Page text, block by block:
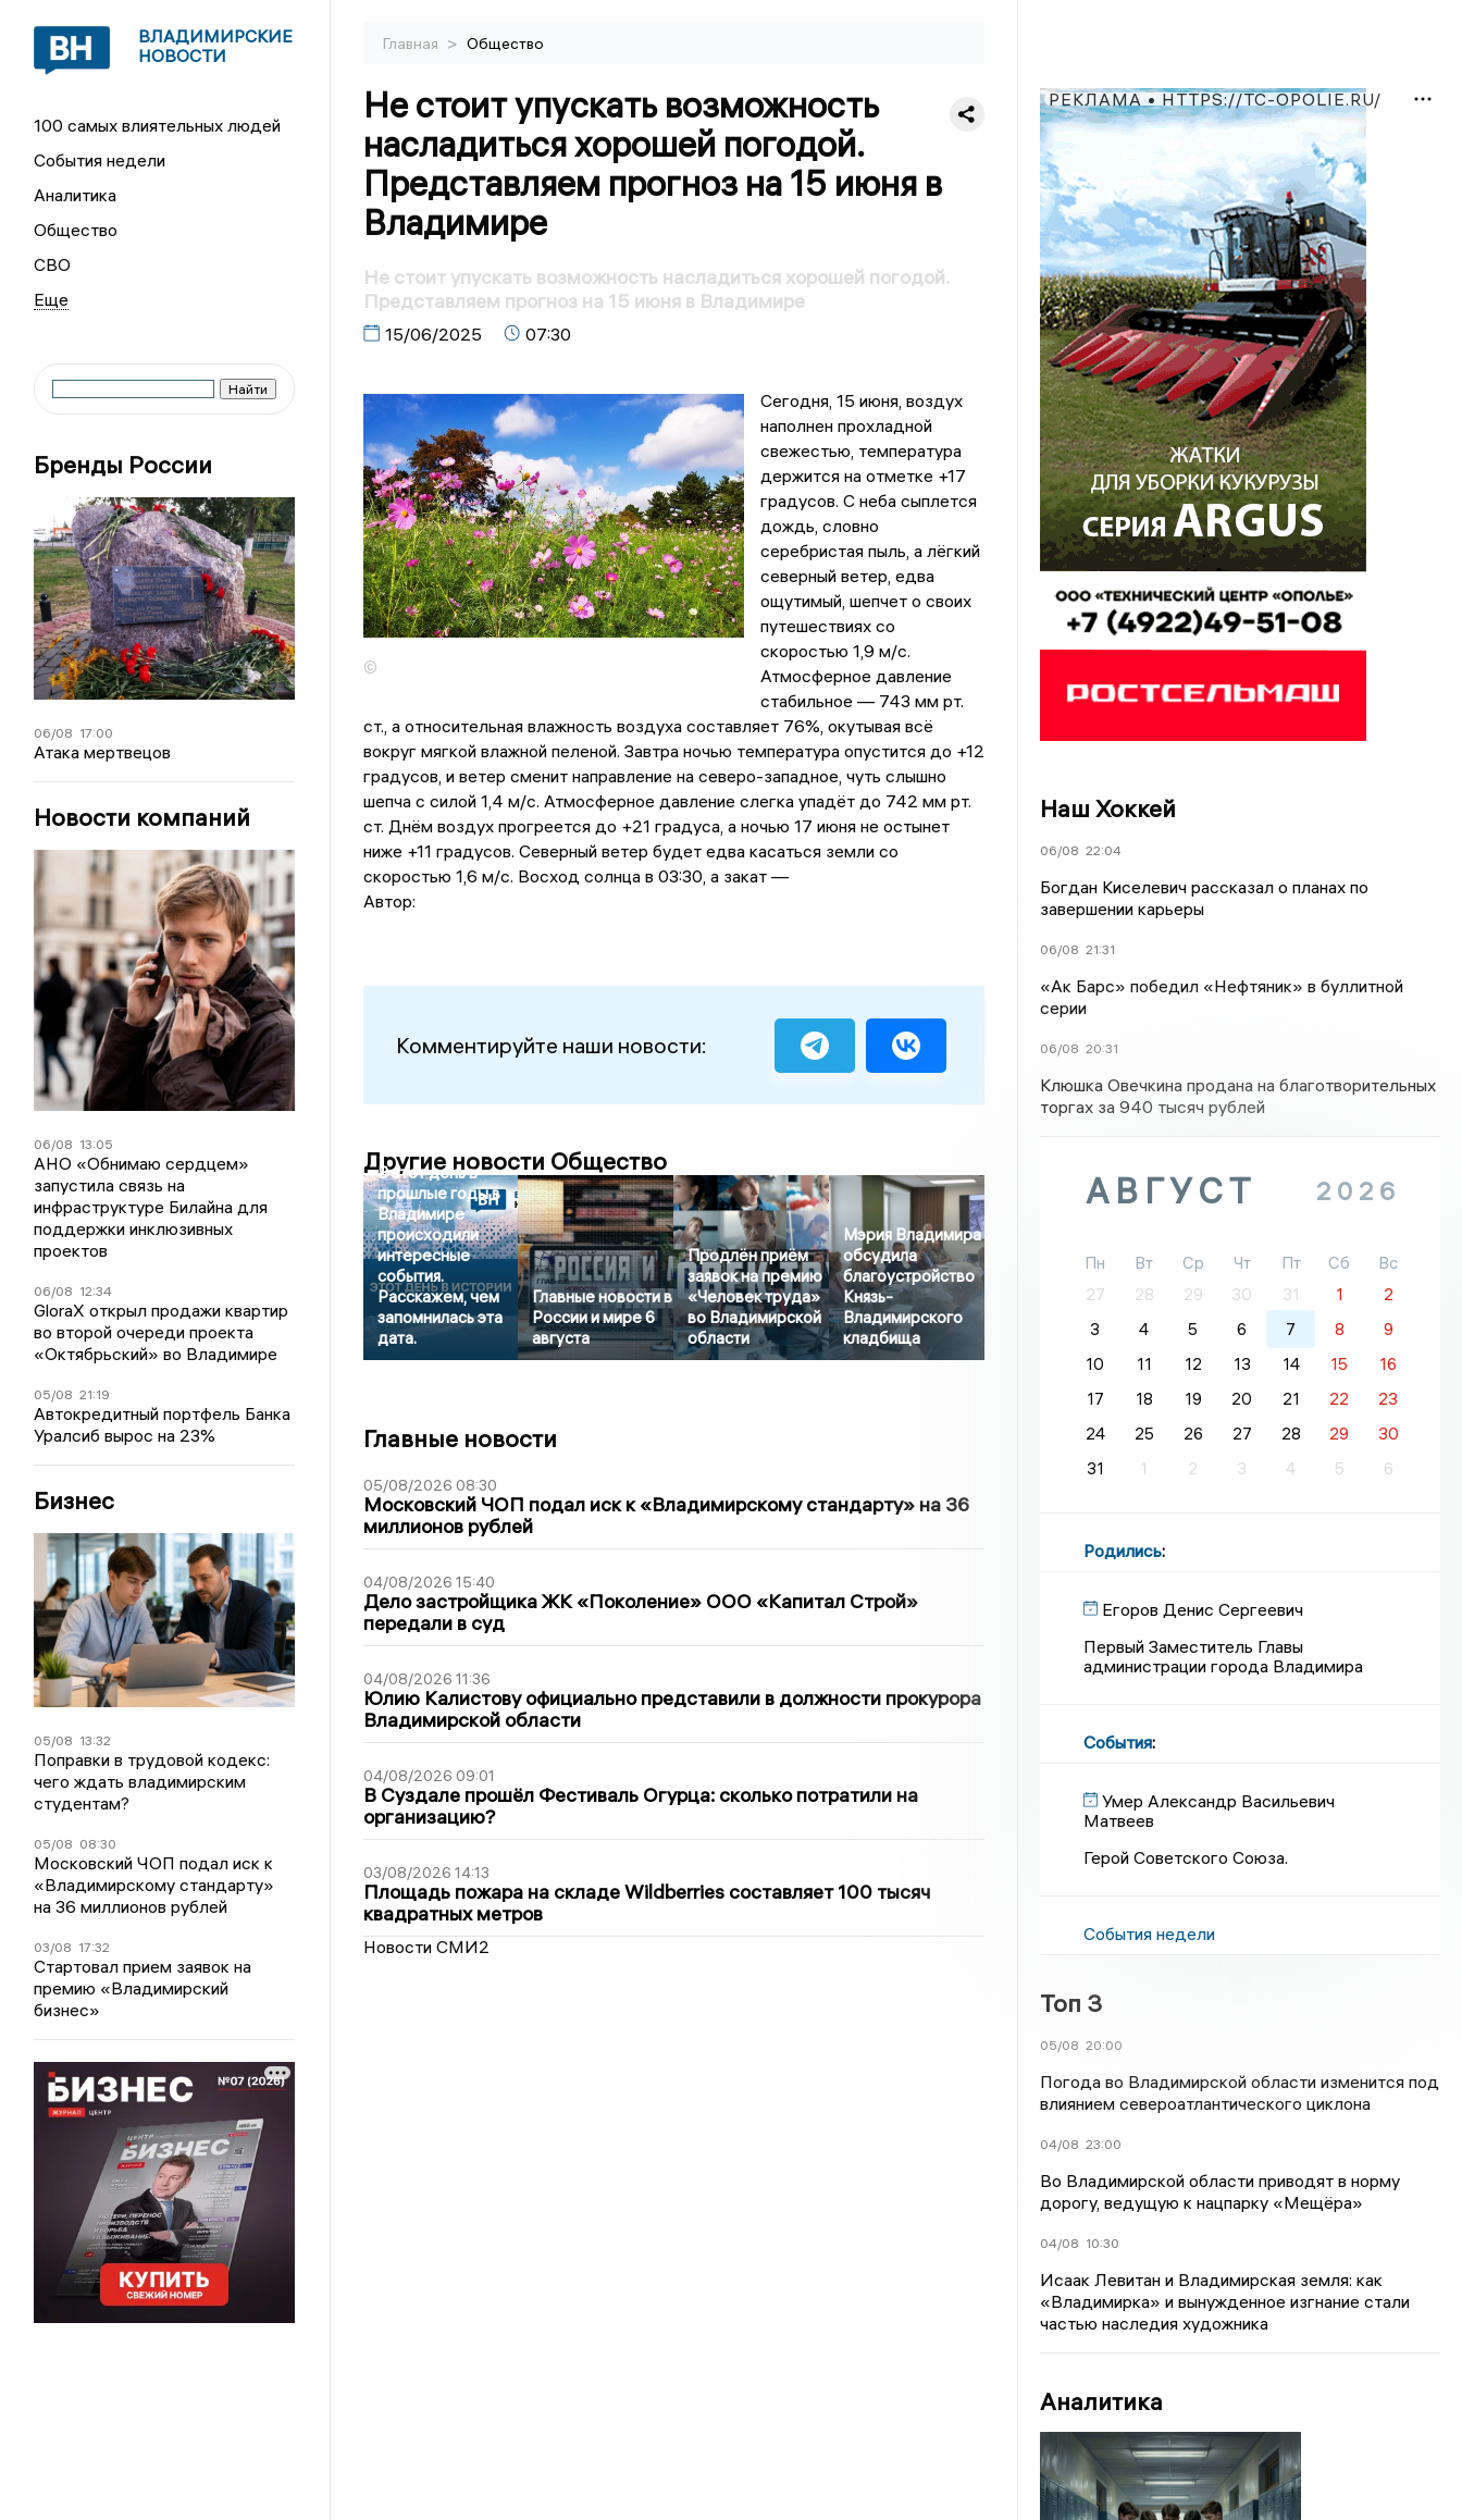
ВЛАДИМИРСКИЕ
НОВОСТИ
100 самых влиятельных людей
События недели
Аналитика
Общество
СВО
Бренды России
06/08 17:00
Атака мертвецов
Новости компаний
06/08 13:05
АНО «Обнимаю сердцем»
запустила связь на
инфраструктуре Билайна для
поддержки инклюзивных
проектов
06/08 12:34
GloraX открыл продажи квартир
во второй очереди проекта
«Октябрьский» во Владимире
05/08 21:19
Автокредитный портфель Банка
Уралсиб вырос на 23%
Бизнес
05/08 13:32
Поправки в трудовой кодекс:
чего ждать владимирским
студентам?
05/08 08:30
Московский ЧОП подал иск к
«Владимирскому стандарту»
на 36 миллионов рублей
03/08 17:32
Стартовал прием заявок на
премию «Владимирский
бизнес»
Главная > Общество
Не стоит упускать возможность
насладиться хорошей погодой.
Представляем прогноз на 15 июня в
Владимире
Не стоит упускать возможность насладиться хорошей погодой.
Представляем прогноз на 15 июня в Владимире
15/06/2025 07:30
©
Сегодня, 15 июня, воздух
наполнен прохладной
свежестью, температура
держится на отметке +17
градусов. С неба сыплется
дождь, словно
серебристая пыль, а лёгкий
северный ветер, едва
ощутимый, шепчет о своих
путешествиях со
скоростью 1,9 м/с.
Атмосферное давление
стабильное — 743 мм рт.
ст., а относительная влажность воздуха составляет 76%, окутывая всё
вокруг мягкой влажной пеленой. Завтра ночью температура опустится до +12
градусов, и ветер сменит направление на северо-западное, чуть слышно
шепча с силой 1,4 м/с. Атмосферное давление слегка упадёт до 742 мм рт.
ст. Днём воздух прогреется до +21 градуса, а ночью 17 июня не остынет
ниже +11 градусов. Северный ветер будет едва касаться земли со
скоростью 1,6 м/с. Восход солнца в 03:30, а закат —
Автор:
Комментируйте наши новости:
Другие новости Общество
В этот день в
прошлые годы в
Владимире
происходили
интересные
события.
Расскажем, чем
запомнилась эта
дата.
Главные новости в
России и мире 6
августа
Продлён приём
заявок на премию
«Человек труда»
во Владимирской
области
Мэрия Владимира
обсудила
благоустройство
Князь-
Владимирского
кладбища
Главные новости
05/08/2026 08:30
Московский ЧОП подал иск к «Владимирскому стандарту» на 36
миллионов рублей
04/08/2026 15:40
Дело застройщика ЖК «Поколение» ООО «Капитал Строй»
передали в суд
04/08/2026 11:36
Юлию Калистову официально представили в должности прокурора
Владимирской области
04/08/2026 09:01
В Суздале прошёл Фестиваль Огурца: сколько потратили на
организацию?
03/08/2026 14:13
Площадь пожара на складе Wildberries составляет 100 тысяч
квадратных метров
Новости СМИ2
РЕКЛАМА • HTTPS://TC-OPOLIE.RU/
Наш Хоккей
06/08 22:04
Богдан Киселевич рассказал о планах по
завершении карьеры
06/08 21:31
«Ак Барс» победил «Нефтяник» в буллитной
серии
06/08 20:31
Клюшка Овечкина продана на благотворительных
торгах за 940 тысяч рублей
АВГУСТ 2026
Пн Вт Ср Чт Пт Сб
Вс
27
28 29 30 31 1
2
3
4 5 6 7 8
9
10
11 12 13 14 15
16
17
18 19 20 21 22
23
24
25 26 27 28 29
30
31
1 2 3 4 5 6
Родились:
Егоров Денис Сергеевич
Первый Заместитель Главы
администрации города Владимира
События:
Умер Александр Васильевич
Матвеев
Герой Советского Союза.
События недели
Топ 3
05/08 20:00
Погода во Владимирской области изменится под
влиянием североатлантического циклона
04/08 23:00
Во Владимирской области приводят в норму
дорогу, ведущую к нацпарку «Мещёра»
04/08 10:30
Исаак Левитан и Владимирская земля: как
«Владимирка» и вынужденное изгнание стали
частью наследия художника
Аналитика